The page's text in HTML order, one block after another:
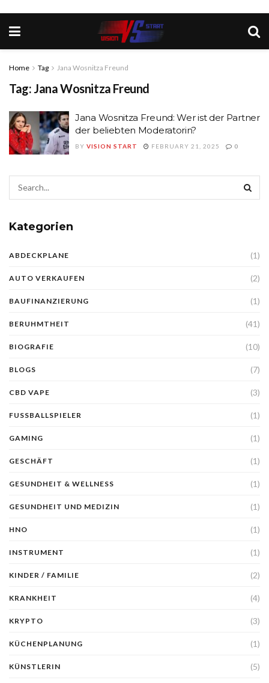
Home Tag Jana Wosnitza Freund
Tag: Jana Wosnitza Freund
Jana Wosnitza Freund: Wer ist der Partner
der beliebten Moderatorin?
BY VISION START FEBRUARY 21, 2025 0
Kategorien
ABDECKPLANE (1)
AUTO VERKAUFEN (2)
BAUFINANZIERUNG (1)
BERUHMTHEIT (41)
BIOGRAFIE (10)
BLOGS (7)
CBD VAPE (3)
FUSSBALLSPIELER (1)
GAMING (1)
GESCHÄFT (1)
GESUNDHEIT & WELLNESS (1)
GESUNDHEIT UND MEDIZIN (1)
HNO (1)
INSTRUMENT (1)
KINDER / FAMILIE (2)
KRANKHEIT (4)
KRYPTO (3)
KÜCHENPLANUNG (1)
KÜNSTLERIN (5)